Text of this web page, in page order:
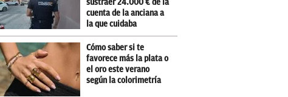
sustraer 24.000 € de la
cuenta de la anciana a
la que cuidaba
Cómo saber si te
favorece más la plata o
el oro este verano
según la colorimetría